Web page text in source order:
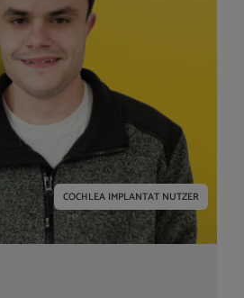
COCHLEA IMPLANTAT NUTZER